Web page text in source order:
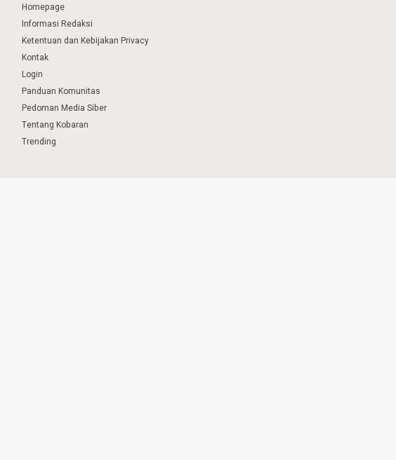
Homepage
Informasi Redaksi
Ketentuan dan Kebijakan Privacy
Kontak
Login
Panduan Komunitas
Pedoman Media Siber
Tentang Kobaran
Trending